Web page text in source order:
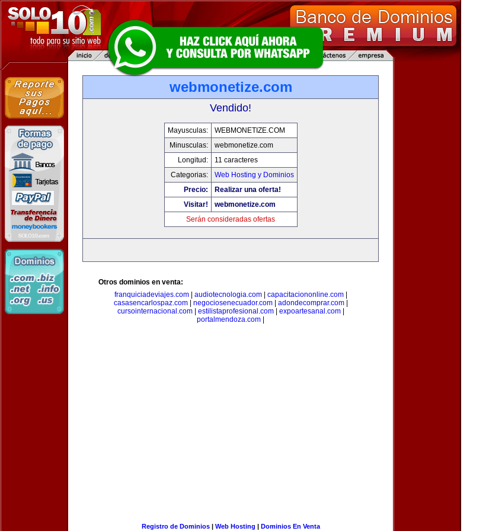
webmonetize.com
Vendido!
Mayusculas:
WEBMONETIZE.COM
Minusculas:
webmonetize.com
Longitud:
11 caracteres
Categorias:
Web Hosting y Dominios
Precio:
Realizar una oferta!
Visitar!
webmonetize.com
Serán consideradas ofertas
Otros dominios en venta:
franquiciadeviajes.com| audiotecnologia.com| capacitaciononline.com|
casasencarlospaz.com| negociosenecuador.com| adondecomprar.com|
cursointernacional.com| estilistaprofesional.com| expoartesanal.com|
portalmendoza.com
Registro de Dominios| Web Hosting | Dominios En Venta